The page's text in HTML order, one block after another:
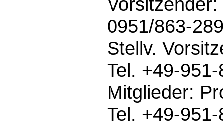
0951/863-
Stellv.
Tel. +49-
Mitglieder:
Tel. +49-